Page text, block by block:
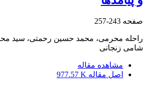
صفحه 243-257
راحله محرمی، محمد حسین رحمتی، سید
شامی زنجانی
مشاهده مقاله
اصل مقاله 977.57 K